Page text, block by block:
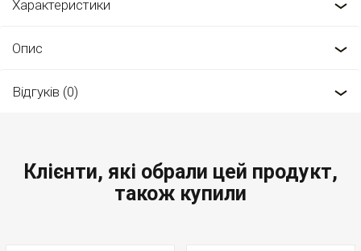
Характеристики
Опис
Відгуків (0)
Клієнти, які обрали цей продукт,
також купили